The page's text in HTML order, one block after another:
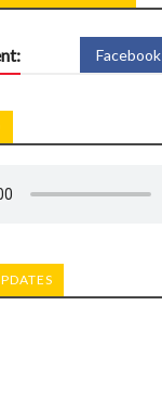
Facebook